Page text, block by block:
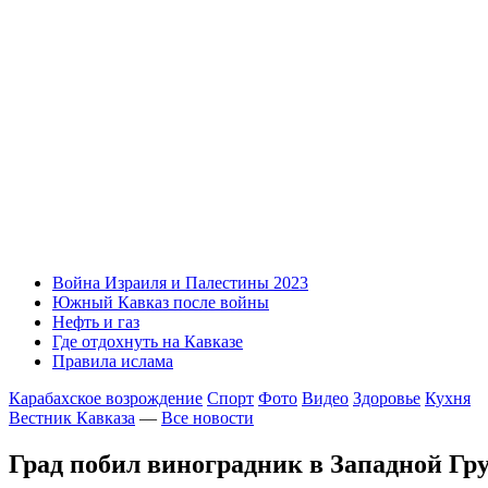
Война Израиля и Палестины 2023
Южный Кавказ после войны
Нефть и газ
Где отдохнуть на Кавказе
Правила ислама
Карабахское возрождение Спорт Фото Видео Здоровье Кухня
Вестник Кавказа — Все новости
Град побил виноградник в Западной